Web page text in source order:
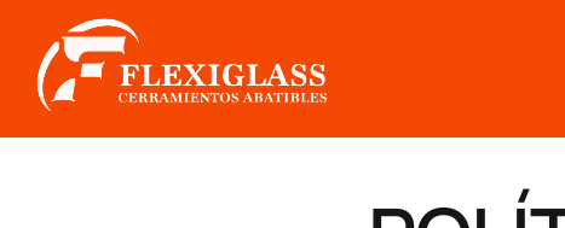
contenido